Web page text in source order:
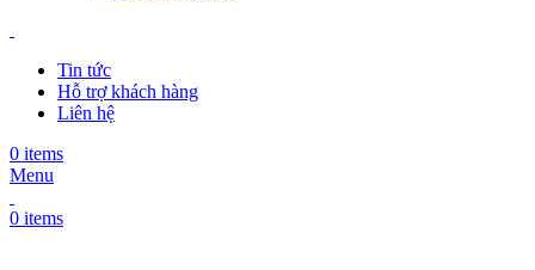
Tin tức
Hỗ trợ khách hàng
Liên hệ
0 items
Menu
0 items